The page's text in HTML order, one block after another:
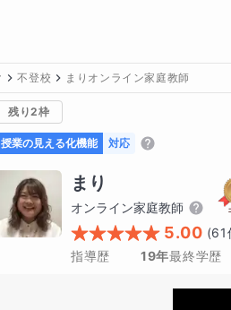
不登校 まりオンライン家庭教師
残り2枠
授業の見える化機能 対応
まり
オンライン家庭教師
5.00 (61
指導歴
19年最終学歴